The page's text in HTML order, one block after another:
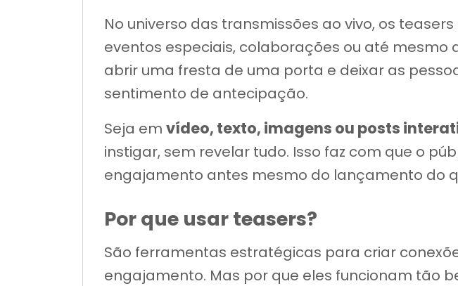
No universo das transmissões ao vivo, os
eventos especiais, colaborações ou até mesmo
abrir uma fresta de uma porta e deixar as
sentimento de antecipação.
Seja em vídeo, texto, imagens ou posts
instigar, sem revelar tudo. Isso faz com que o
engajamento antes mesmo do lançamento do
Por que usar teasers?
São ferramentas estratégicas para criar
engajamento. Mas por que eles funcionam tão